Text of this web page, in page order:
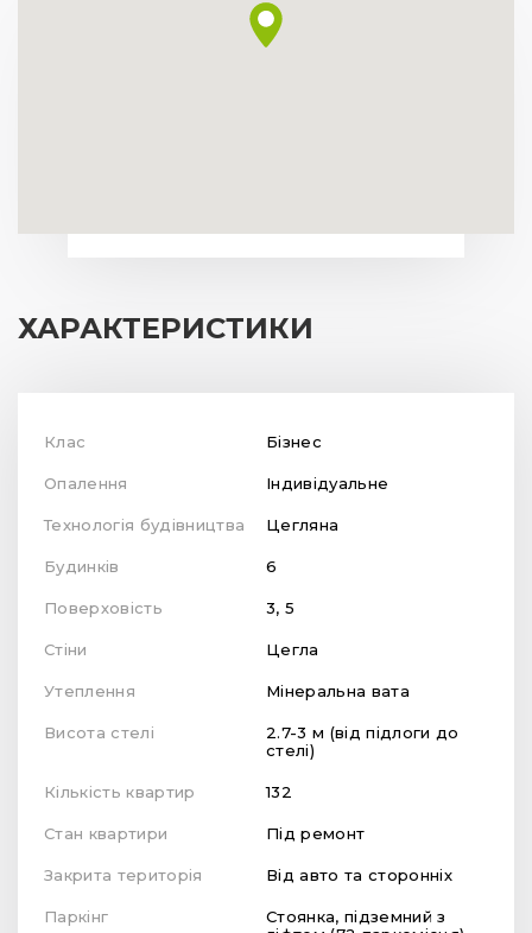
ХАРАКТЕРИСТИКИ
Клас Бізнес
Опалення Індивідуальне
Технологія будівництва Цегляна
Будинків 6
Поверховість 3, 5
Стіни Цегла
Утеплення Мінеральна вата
Висота стелі
2.7-3 м (від підлоги до
стелі)
Кількість квартир 132
Стан квартири Під ремонт
Закрита територія Від авто та сторонніх
Паркінг
Стоянка, підземний з